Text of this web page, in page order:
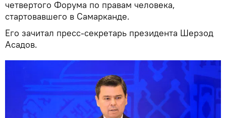
четвертого Форума по правам человека,
стартовавшего в Самарканде.
Его зачитал пресс-секретарь президента Шерзод
Асадов.